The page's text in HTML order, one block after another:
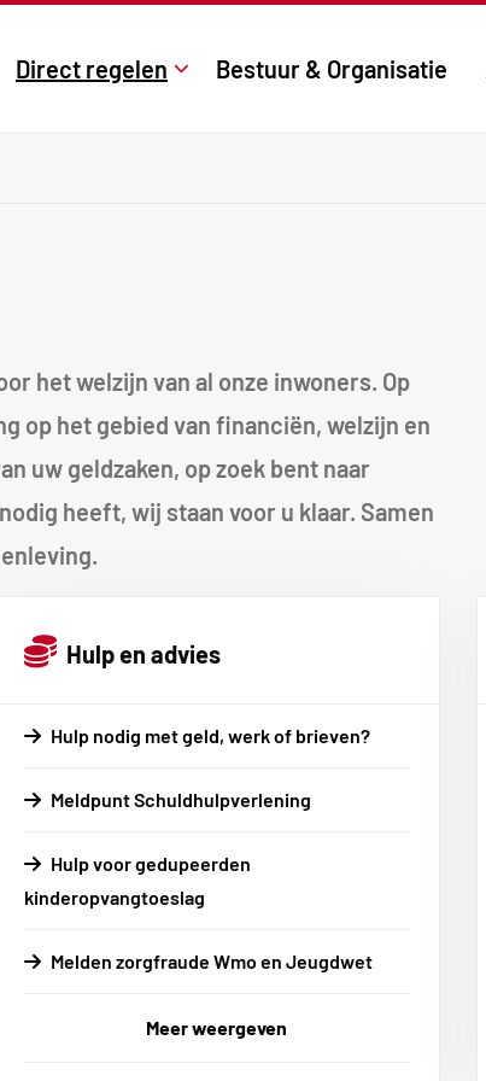
Direct regelen Bestuur & Organisatie
het welzijn van al onze inwoners. Op
op het gebied van financiën, welzijn en
uw geldzaken, op zoek bent naar
heeft, wij staan voor u klaar. Samen
Hulp en advies
Hulp nodig met geld, werk of brieven?
Meldpunt Schuldhulpverlening
Hulp voor gedupeerden
kinderopvangtoeslag
Melden zorgfraude Wmo en Jeugdwet
Meer weergeven